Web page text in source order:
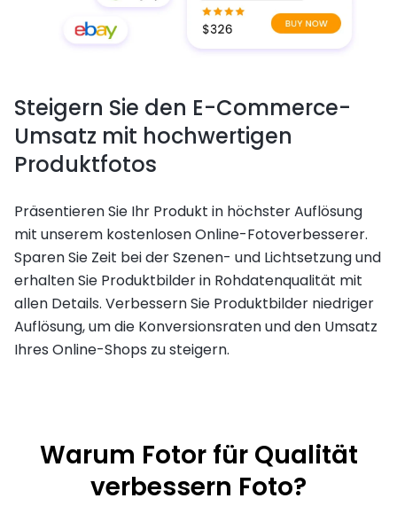
Steigern Sie den E-Commerce-
Umsatz mit hochwertigen
Produktfotos
Präsentieren Sie Ihr Produkt in höchster Auflösung
mit unserem kostenlosen Online-Fotoverbesserer.
Sparen Sie Zeit bei der Szenen- und Lichtsetzung und
erhalten Sie Produktbilder in Rohdatenqualität mit
allen Details. Verbessern Sie Produktbilder niedriger
Auflösung, um die Konversionsraten und den Umsatz
Ihres Online-Shops zu steigern.
Warum Fotor für Qualität
verbessern Foto?